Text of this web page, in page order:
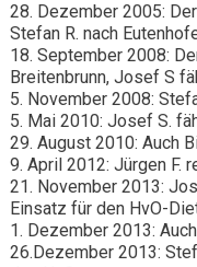
28. Dezember 2005: Der
Stefan R. nach
18. September 2008:
Breitenbrunn, Josef S
5. November 2008:
5. Mai 2010: Josef S.
29. August 2010: Auch
9. April 2012: Jürgen F.
21. November 2013:
Einsatz für den HvO-
1. Dezember 2013:
26.Dezember 2013: